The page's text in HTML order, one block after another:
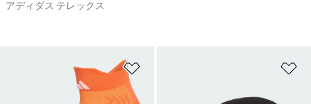
アディダス テレックス